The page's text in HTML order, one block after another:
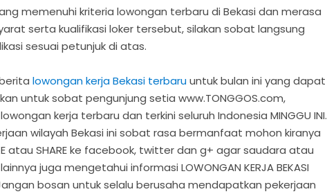
memenuhi kriteria lowongan terbaru di Bekasi dan merasa
serta kualifikasi loker tersebut, silakan sobat langsung
sesuai petunjuk di atas.
lowongan kerja Bekasi terbaruuntuk bulan ini yang dapat
untuk sobat pengunjung setia www.TONGGOS.com,
kerja terbaru dan terkini seluruh Indonesia MINGGU INI.
wilayah Bekasi ini sobat rasa bermanfaat mohon kiranya
atau SHARE ke facebook, twitter dan g+ agar saudara atau
juga mengetahui informasi LOWONGAN KERJA BEKASI
Jangan bosan untuk selalu berusaha mendapatkan pekerjaan